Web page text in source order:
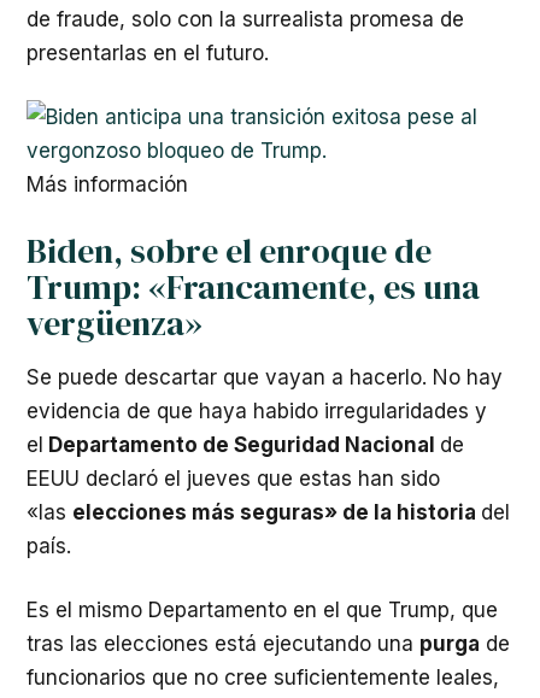
de fraude, solo con la surrealista promesa de
presentarlas en el futuro.
Más información
Biden, sobre el enroque de
Trump: «Francamente, es una
vergüenza»
Se puede descartar que vayan a hacerlo. No hay
evidencia de que haya habido irregularidades y
el Departamento de Seguridad Nacional de
EEUU declaró el jueves que estas han sido
«las elecciones más seguras» de la historia del
país.
Es el mismo Departamento en el que Trump, que
tras las elecciones está ejecutando una purga de
funcionarios que no cree suficientemente leales,